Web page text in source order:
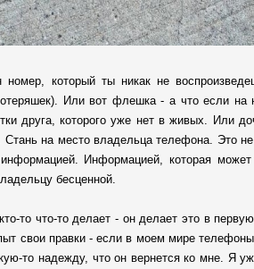
номер, который ты никак не
Или вот флешка - а что если
друга, которого уже нет в живых. Или
на место владельца телефона. Это
Информацией, которая
бесценной.
то что-то делает - он делает это в
свои правки - если в моем мире
то надежду, что он вернется ко мне. Я